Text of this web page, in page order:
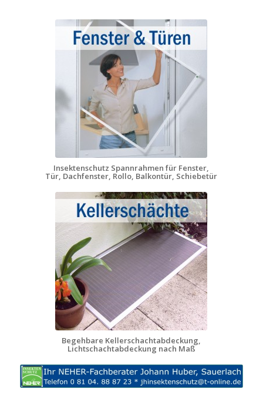
Insektenschutz Spannrahmen für Fenster,
Tür, Dachfenster, Rollo, Balkontür, Schiebetür
Begehbare Kellerschachtabdeckung,
Lichtschachtabdeckung nach Maß